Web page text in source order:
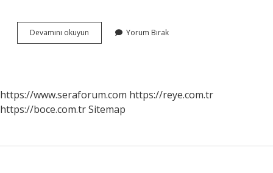
Devamını okuyun Hiperakuzi
Belirtileri
Yorum Bırak
https://www.seraforum.com https://reye.com.tr
https://boce.com.trSitemap